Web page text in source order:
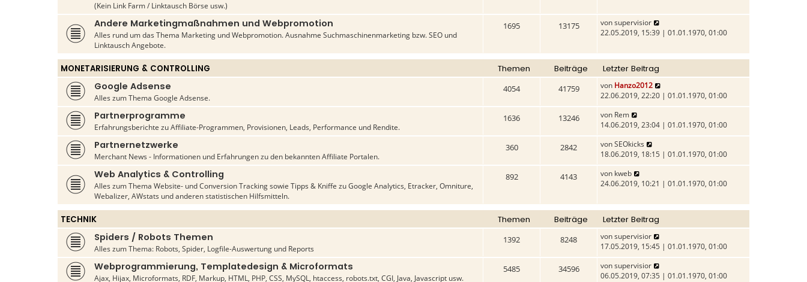
a
g
e
i
t
a
g
(Kein Link Farm / Linktausch Börse usw.)
t
r
e
t
a
g
Andere Marketingmaßnahmen und Webpromotion
Alles rund um das Thema Marketing und Webpromotion. Ausnahme Suchmaschinenmarketing bzw. SEO und
Linktausch Angebote.
1695 13175 vonsupervisior
e
e
e
B
t
a
g
22.05.2019, 15:39 | 01.01.1970, 01:00
MONETARISIERUNG & CONTROLLING Themen Beiträge Letzter Beitrag
Google Adsense
Alles zum Thema Google Adsense.
4054 41759 von Hanzo2012
e
u
t
r
B
r
g
22.06.2019, 22:20 | 01.01.1970, 01:00
Partnerprogramme
Erfahrungsberichte zu Affiliate-Programmen, Provisionen, Leads, Performance und Rendite.
1636 13246 von Rem
e
u
e
s
t
e
r
e
i
t
r
a
g
14.06.2019, 23:04 | 01.01.1970, 01:00
Partnernetzwerke
Merchant News - Informationen und Erfahrungen zu den bekannten Affiliate Portalen.
360 2842 vonSEOkicks
e
u
s
e
B
e
i
t
r
a
18.06.2019, 18:15 | 01.01.1970, 01:00
Web Analytics & Controlling
Alles zum Thema Website- und Conversion Tracking sowie Tipps & Kniffe zu Google Analytics, Etracker, Omniture,
Webalizer, AWstats und anderen statistischen Hilfsmitteln.
892 4143 von kweb
e
e
t
e
r
B
e
i
24.06.2019, 10:21 | 01.01.1970, 01:00
TECHNIK Themen Beiträge Letzter Beitrag
Spiders / Robots Themen
Alles zum Thema: Robots, Spider, Logfile-Auswertung und Reports
1392 8248 vonsupervisior
e
u
17.05.2019, 15:45 | 01.01.1970, 01:00
Webprogrammierung, Templatedesign & Microformats
Ajax, Hijax, Microformats, RDF, Markup, HTML, PHP, CSS, MySQL, htaccess, robots.txt, CGI, Java, Javascript usw.
5485 34596 vonsupervisior
e
06.05.2019, 07:35 | 01.01.1970, 01:00